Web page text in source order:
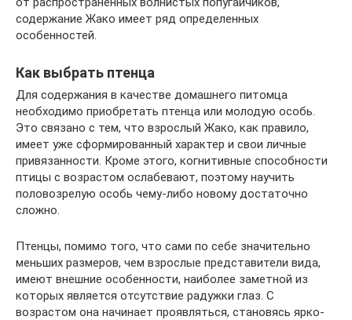
содержание Жако имеет ряд определенных
особенностей.
Как выбрать птенца
Для содержания в качестве домашнего питомца
необходимо приобретать птенца или молодую особь.
Это связано с тем, что взрослый Жако, как правило,
имеет уже сформированный характер и свои личные
привязанности. Кроме этого, когнитивные способности
птицы с возрастом ослабевают, поэтому научить
половозрелую особь чему-либо новому достаточно
сложно.
Птенцы, помимо того, что сами по себе значительно
меньших размеров, чем взрослые представители вида,
имеют внешние особенности, наиболее заметной из
которых является отсутствие радужки глаз. С
возрастом она начинает проявляться, становясь ярко-